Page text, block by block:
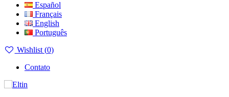
Español
Français
English
Português
Wishlist (0)
Contato